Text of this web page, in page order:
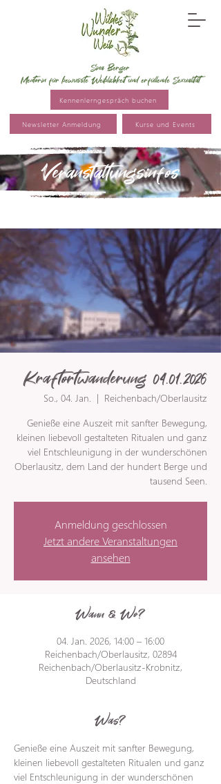
Sina Berger
Mentorin für bewusste Weiblichkeit und erfüllende Sexualität
Newsletter Anmeldung
Kennenlerngespräch buchen
Kurse und Events
Veranstaltungsinfos
Kraftortwanderung 04.01.2026
So., 04. Jan.
  |
Reichenbach/Oberlausitz
Genieße eine Auszeit mit sanfter Bewegung,
kleinen liebevoll gestalteten Ritualen und ganz
viel Entschleunigung in der wunderschönen
Oberlausitz, dem Land der hundert Berge und
tausend Seen.
Anmeldung geschlossen
Jetzt andere Veranstaltungen
ansehen
Wann & Wo?
04. Jan. 2026, 14:00 – 16:00
Reichenbach/Oberlausitz, 02894
Reichenbach/Oberlausitz-Krobnitz,
Deutschland
Was?
Genieße eine Auszeit mit sanfter Bewegung,
kleinen liebevoll gestalteten Ritualen und ganz
viel Entschleunigung in der wunderschönen